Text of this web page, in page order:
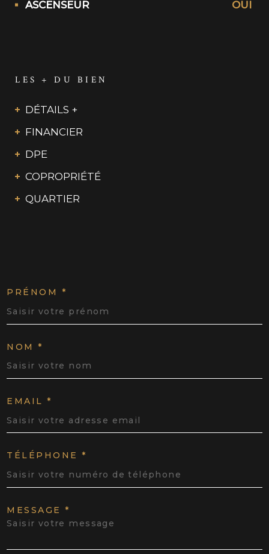
ASCENSEUR OUI
LES + DU BIEN
DÉTAILS +
FINANCIER
DPE
COPROPRIÉTÉ
QUARTIER
PRÉNOM *
NOM *
EMAIL *
TÉLÉPHONE *
MESSAGE *